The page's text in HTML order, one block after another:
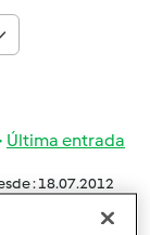
Última entrada
: 18.07.2012